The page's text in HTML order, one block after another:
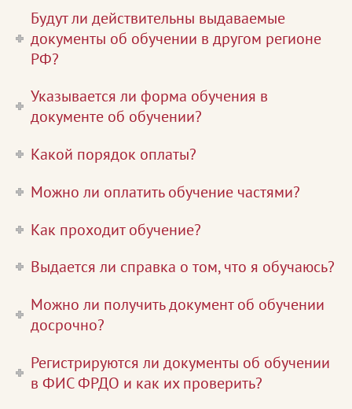
Будут ли действительны выдаваемые
документы об обучении в другом регионе
РФ?
Указывается ли форма обучения в
документе об обучении?
Какой порядок оплаты?
Можно ли оплатить обучение частями?
Как проходит обучение?
Выдается ли справка о том, что я обучаюсь?
Можно ли получить документ об обучении
досрочно?
Регистрируются ли документы об обучении
в ФИС ФРДО и как их проверить?